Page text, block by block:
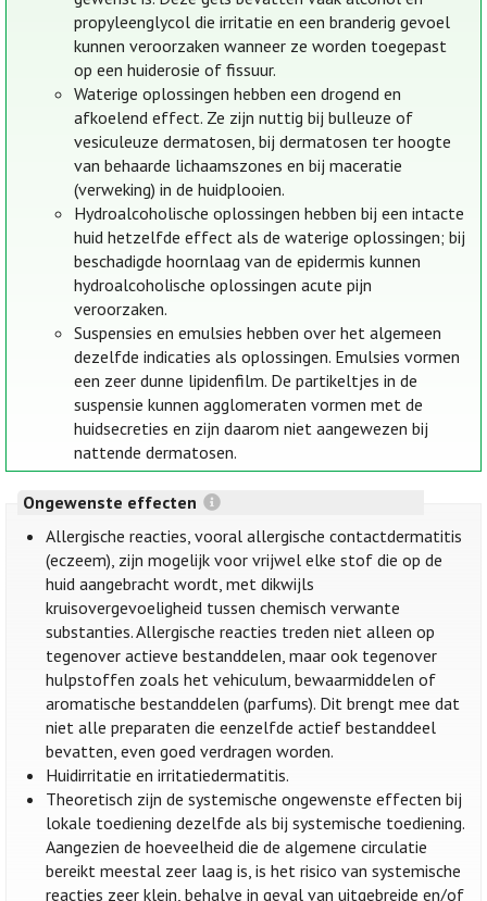
propyleenglycol die irritatie en een branderig gevoel
kunnen veroorzaken wanneer ze worden toegepast
op een huiderosie of fissuur.
Waterige oplossingen hebben een drogend en
afkoelend effect. Ze zijn nuttig bij bulleuze of
vesiculeuze dermatosen, bij dermatosen ter hoogte
van behaarde lichaamszones en bij maceratie
(verweking) in de huidplooien.
Hydroalcoholische oplossingen hebben bij een intacte
huid hetzelfde effect als de waterige oplossingen; bij
beschadigde hoornlaag van de epidermis kunnen
hydroalcoholische oplossingen acute pijn
veroorzaken.
Suspensies en emulsies hebben over het algemeen
dezelfde indicaties als oplossingen. Emulsies vormen
een zeer dunne lipidenfilm. De partikeltjes in de
suspensie kunnen agglomeraten vormen met de
huidsecreties en zijn daarom niet aangewezen bij
nattende dermatosen.
Ongewenste effecten
Allergische reacties, vooral allergische contactdermatitis
(eczeem), zijn mogelijk voor vrijwel elke stof die op de
huid aangebracht wordt, met dikwijls
kruisovergevoeligheid tussen chemisch verwante
substanties. Allergische reacties treden niet alleen op
tegenover actieve bestanddelen, maar ook tegenover
hulpstoffen zoals het vehiculum, bewaarmiddelen of
aromatische bestanddelen (parfums). Dit brengt mee dat
niet alle preparaten die eenzelfde actief bestanddeel
bevatten, even goed verdragen worden.
Huidirritatie en irritatiedermatitis.
Theoretisch zijn de systemische ongewenste effecten bij
lokale toediening dezelfde als bij systemische toediening.
Aangezien de hoeveelheid die de algemene circulatie
bereikt meestal zeer laag is, is het risico van systemische
reacties zeer klein, behalve in geval van uitgebreide en/of